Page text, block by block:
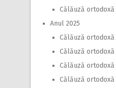
Călăuză ortodoxă
Anul 2025
Călăuză ortodoxă
Călăuză ortodoxă
Călăuză ortodoxă
Călăuză ortodoxă